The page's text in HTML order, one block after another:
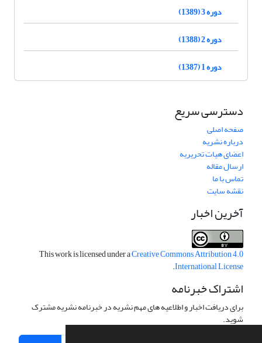
دوره 3 (1389)
دوره 2 (1388)
دوره 1 (1387)
دسترسی سریع
صفحه اصلی
درباره نشریه
اعضای هیات تحریریه
ارسال مقاله
تماس با ما
نقشه سایت
آخرین اخبار
This work is licensed under aCreative Commons Attribution 4.0
International License
.
اشتراک خبرنامه
برای دریافت اخبار و اطلاعیه های مهم نشریه در خبرنامه نشریه مشترک
شوید.